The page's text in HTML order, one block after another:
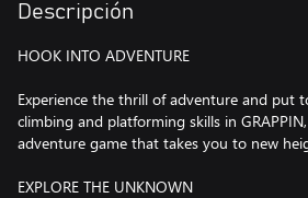
Descripción
HOOK INTO ADVENTURE
Experience the thrill of adventure and put
climbing and platforming skills in
adventure game that takes you to new
EXPLORE THE UNKNOWN